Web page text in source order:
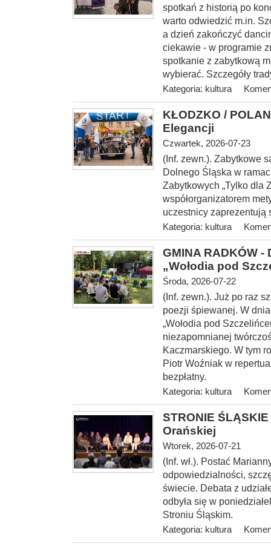
spotkań z historią po
warto odwiedzić m.in.
a dzień zakończyć
ciekawie - w programie
spotkanie z zabytkową
wybierać. Szczegóły
Kategoria: kultura
KŁODZKO /
Elegancji
Czwartek, 2026-07-23
(Inf. zewn.). Zabytkowe
Dolnego Śląska w
Zabytkowych „Tylko dla
współorganizatorem
uczestnicy
Kategoria: kultura
GMINA RADKÓW
„Wołodia pod
Środa, 2026-07-22
(Inf. zewn.). Już po raz
poezji śpiewanej. W
„Wołodia pod
niezapomnianej
Kaczmarskiego. W tym
Piotr Woźniak w
bezpłatny.
Kategoria: kultura
STRONIE
Orańskiej
Wtorek, 2026-07-21
(Inf. wł.). Postać
odpowiedzialności,
świecie. Debata z
odbyła się w
Stroniu Śląskim.
Kategoria: kultura